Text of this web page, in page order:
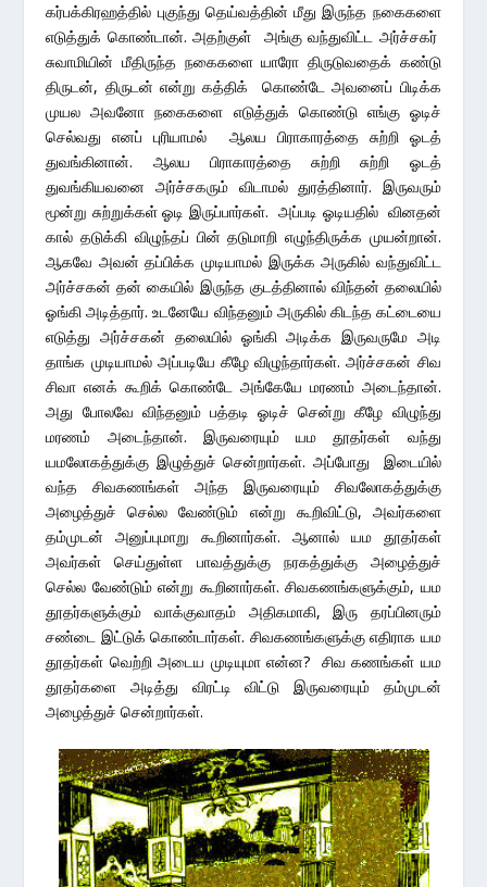
கர்பக்கிரஹத்தில் புகுந்து தெய்வத்தின் மீது இருந்த நகைகளை
எடுத்துக் கொண்டான். அதற்குள் அங்கு வந்துவிட்ட அர்ச்சகர்
சுவாமியின் மீதிருந்த நகைகளை யாரோ திருடுவதைக் கண்டு
திருடன், திருடன் என்று கத்திக் கொண்டே அவனைப் பிடிக்க
முயல அவனோ நகைகளை எடுத்துக் கொண்டு எங்கு ஓடிச்
செல்வது எனப் புரியாமல் ஆலய பிராகாரத்தை சுற்றி ஓடத்
துவங்கினான். ஆலய பிராகாரத்தை சுற்றி சுற்றி ஓடத்
துவங்கியவனை அர்ச்சகரும் விடாமல் துரத்தினார். இருவரும்
மூன்று சுற்றுக்கள் ஓடி இருப்பார்கள். அப்படி ஓடியதில் வினதன்
கால் தடுக்கி விழுந்தப் பின் தடுமாறி எழுந்திருக்க முயன்றான்.
ஆகவே அவன் தப்பிக்க முடியாமல் இருக்க அருகில் வந்துவிட்ட
அர்ச்சகன் தன் கையில் இருந்த குடத்தினால் விந்தன் தலையில்
ஓங்கி அடித்தார். உடனேயே விந்தனும் அருகில் கிடந்த கட்டையை
எடுத்து அர்ச்சகன் தலையில் ஓங்கி அடிக்க இருவருமே அடி
தாங்க முடியாமல் அப்படியே கீழே விழுந்தார்கள். அர்ச்சகன் சிவ
சிவா எனக் கூறிக் கொண்டே அங்கேயே மரணம் அடைந்தான்.
அது போலவே விந்தனும் பத்தடி ஓடிச் சென்று கீழே விழுந்து
மரணம் அடைந்தான். இருவரையும் யம தூதர்கள் வந்து
யமலோகத்துக்கு இழுத்துச் சென்றார்கள். அப்போது இடையில்
வந்த சிவகணங்கள் அந்த இருவரையும் சிவலோகத்துக்கு
அழைத்துச் செல்ல வேண்டும் என்று கூறிவிட்டு, அவர்களை
தம்முடன் அனுப்புமாறு கூறினார்கள். ஆனால் யம தூதர்கள்
அவர்கள் செய்துள்ள பாவத்துக்கு நரகத்துக்கு அழைத்துச்
செல்ல வேண்டும் என்று கூறினார்கள். சிவகணங்களுக்கும், யம
தூதர்களுக்கும் வாக்குவாதம் அதிகமாகி, இரு தரப்பினரும்
சண்டை இட்டுக் கொண்டார்கள். சிவகணங்களுக்கு எதிராக யம
தூதர்கள் வெற்றி அடைய முடியுமா என்ன? சிவ கணங்கள் யம
தூதர்களை அடித்து விரட்டி விட்டு இருவரையும் தம்முடன்
அழைத்துச் சென்றார்கள்.